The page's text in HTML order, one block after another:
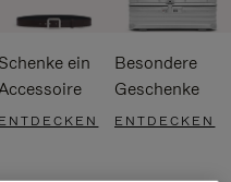
Schenke ein
ENTDECKEN
Besondere
Geschenke
ENTDECKEN